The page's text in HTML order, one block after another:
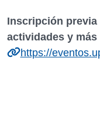
Inscripción
actividades y
https://